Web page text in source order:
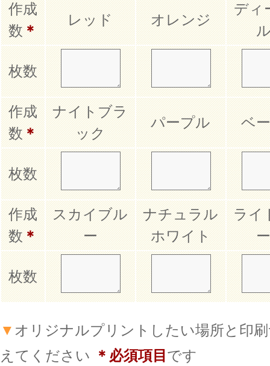
作成
数＊
レッド オレンジ
ディ
枚数
作成
数＊
ナイトブラ
ック
パープル ベ
枚数
作成
数＊
スカイブル
ー
ナチュラル
ホワイト
ライ
枚数
▼ オリジナルプリントしたい場所と印
えてください ＊必須項目 です